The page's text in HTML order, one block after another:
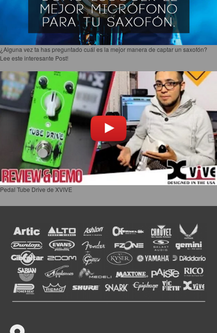
¿Alguna vez ta has preguntado cuál es la mejor manera de captar un saxofón?
Lee este interesante Post!
Pedal Tube Drive de XVIVE